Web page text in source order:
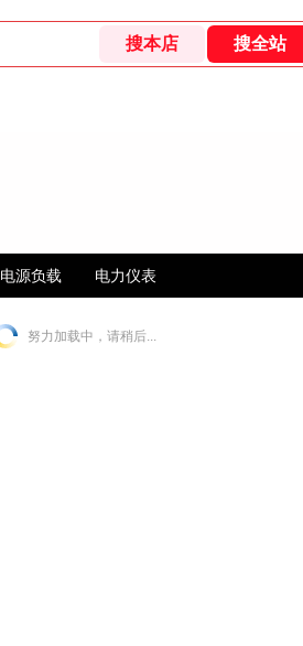
电源负载 电力仪表
努力加载中，请稍后...